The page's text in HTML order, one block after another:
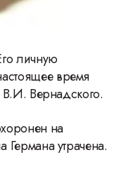
личную
время
В.И. Вернадского.
на
утрачена.